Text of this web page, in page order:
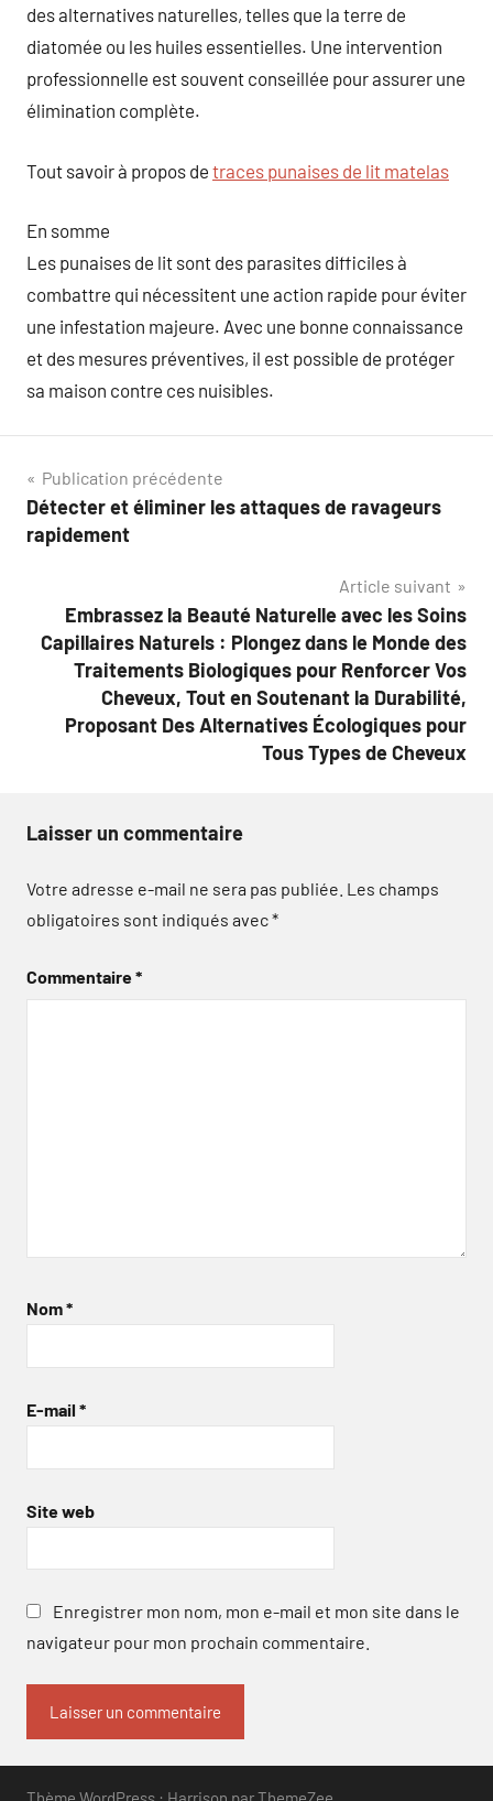
des alternatives naturelles, telles que la terre de
diatomée ou les huiles essentielles. Une intervention
professionnelle est souvent conseillée pour assurer une
élimination complète.
Tout savoir à propos de traces punaises de lit matelas
En somme
Les punaises de lit sont des parasites difficiles à
combattre qui nécessitent une action rapide pour éviter
une infestation majeure. Avec une bonne connaissance
et des mesures préventives, il est possible de protéger
sa maison contre ces nuisibles.
Navigation
de
Publication précédente
Détecter et éliminer les attaques de ravageurs
rapidement
Article suivant
Embrassez la Beauté Naturelle avec les Soins
Capillaires Naturels : Plongez dans le Monde des
Traitements Biologiques pour Renforcer Vos
Cheveux, Tout en Soutenant la Durabilité,
Proposant Des Alternatives Écologiques pour
Tous Types de Cheveux
Laisser un commentaire
Votre adresse e-mail ne sera pas publiée. Les champs
obligatoires sont indiqués avec*
Commentaire*
Nom*
E-mail *
Site web
Enregistrer mon nom, mon e-mail et mon site dans le
navigateur pour mon prochain commentaire.